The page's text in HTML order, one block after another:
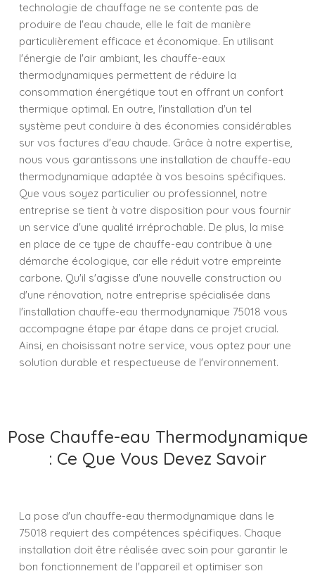
technologie de chauffage ne se contente pas de
produire de l'eau chaude, elle le fait de manière
particulièrement efficace et économique. En utilisant
l'énergie de l'air ambiant, les chauffe-eaux
thermodynamiques permettent de réduire la
consommation énergétique tout en offrant un confort
thermique optimal. En outre, l'installation d'un tel
système peut conduire à des économies considérables
sur vos factures d'eau chaude. Grâce à notre expertise,
nous vous garantissons une installation de chauffe-eau
thermodynamique adaptée à vos besoins spécifiques.
Que vous soyez particulier ou professionnel, notre
entreprise se tient à votre disposition pour vous fournir
un service d'une qualité irréprochable. De plus, la mise
en place de ce type de chauffe-eau contribue à une
démarche écologique, car elle réduit votre empreinte
carbone. Qu'il s'agisse d'une nouvelle construction ou
d'une rénovation, notre entreprise spécialisée dans
l'installation chauffe-eau thermodynamique 75018 vous
accompagne étape par étape dans ce projet crucial.
Ainsi, en choisissant notre service, vous optez pour une
solution durable et respectueuse de l'environnement.
Pose Chauffe-eau Thermodynamique
: Ce Que Vous Devez Savoir
La pose d'un chauffe-eau thermodynamique dans le
75018 requiert des compétences spécifiques. Chaque
installation doit être réalisée avec soin pour garantir le
bon fonctionnement de l'appareil et optimiser son